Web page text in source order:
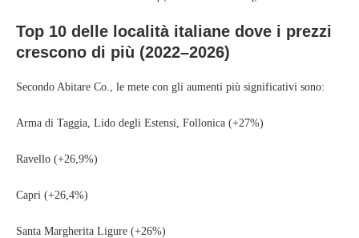
Top 10 delle località italiane dove i prezzi
crescono di più (2022–2026)
Secondo Abitare Co., le mete con gli aumenti più significativi sono:
Arma di Taggia, Lido degli Estensi, Follonica (+27%)
Ravello (+26,9%)
Capri (+26,4%)
Santa Margherita Ligure (+26%)